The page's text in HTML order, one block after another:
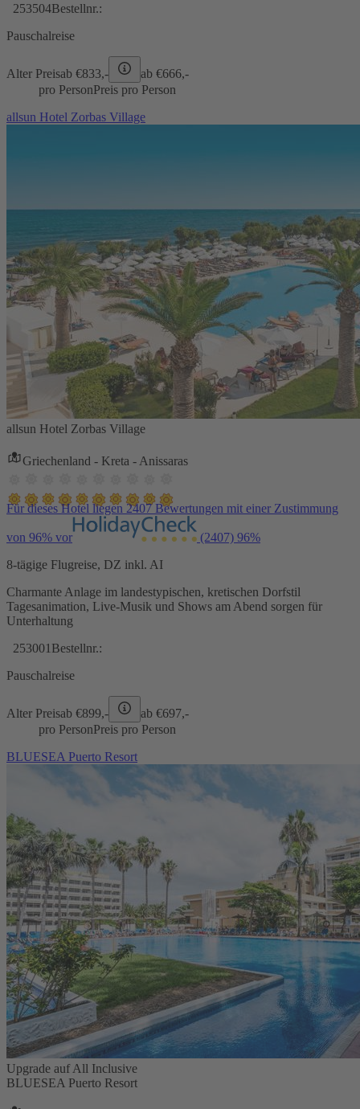
253504Bestellnr.:
Pauschalreise
Alter Preisab €833,- ab €666,-
pro PersonPreis pro Person
allsun Hotel Zorbas Village
allsun Hotel Zorbas Village
Griechenland - Kreta - Anissaras
Für dieses Hotel liegen 2407 Bewertungen mit einer Zustimmung
von 96% vor (2407) 96%
8-tägige Flugreise, DZ inkl. AI
Charmante Anlage im landestypischen, kretischen Dorfstil
Tagesanimation, Live-Musik und Shows am Abend sorgen für
Unterhaltung
253001 Bestellnr.:
Pauschalreise
Alter Preisab €899,- ab €697,-
pro PersonPreis pro Person
BLUESEA Puerto Resort
Upgrade auf All Inclusive
BLUESEA Puerto Resort